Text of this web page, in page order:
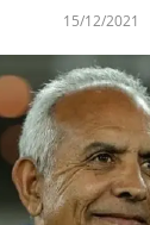
15/12/2021